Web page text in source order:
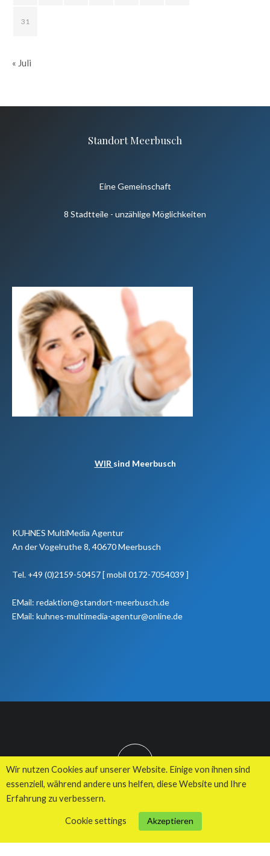
31
« Juli
Standort Meerbusch
Eine Gemeinschaft
8 Stadtteile - unzählige Möglichkeiten
WIR sind Meerbusch
KUHNES MultiMedia Agentur
An der Vogelruthe 8, 40670 Meerbusch
Tel. +49 (0)2159-50457 [ mobil 0172-7054039 ]
EMail: redaktion@standort-meerbusch.de
EMail: kuhnes-multimedia-agentur@online.de
TOP
© 2026 Kuhnes MultiMedia Agentur
Wir nutzen Cookies auf unserer Website. Einige von ihnen sind
essenziell, während andere uns helfen, diese Website und Ihre
Erfahrung zu verbessern.
Cookie settings Akzeptieren